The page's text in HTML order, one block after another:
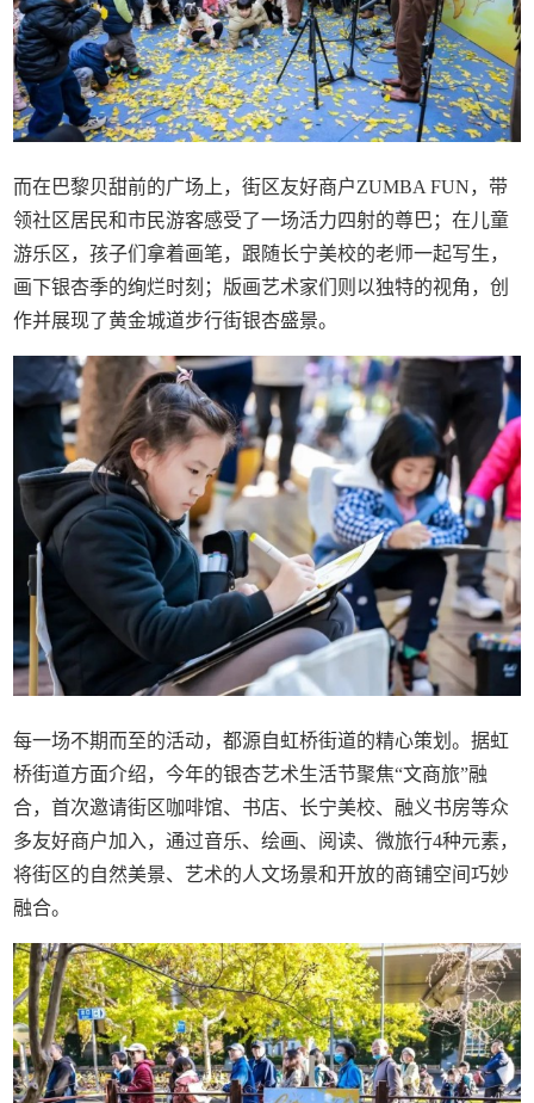
而在巴黎贝甜前的广场上，街区友好商户ZUMBA FUN，带
领社区居民和市民游客感受了一场活力四射的尊巴；在儿童
游乐区，孩子们拿着画笔，跟随长宁美校的老师一起写生，
画下银杏季的绚烂时刻；版画艺术家们则以独特的视角，创
作并展现了黄金城道步行街银杏盛景。
每一场不期而至的活动，都源自虹桥街道的精心策划。据虹
桥街道方面介绍，今年的银杏艺术生活节聚焦“文商旅”融
合，首次邀请街区咖啡馆、书店、长宁美校、融义书房等众
多友好商户加入，通过音乐、绘画、阅读、微旅行4种元素，
将街区的自然美景、艺术的人文场景和开放的商铺空间巧妙
融合。